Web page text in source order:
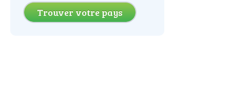
Trouver votre pays